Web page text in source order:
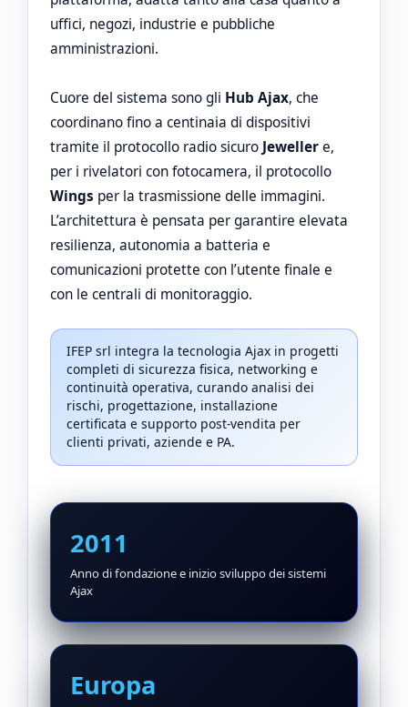
uffici, negozi, industrie e pubbliche
amministrazioni.
Cuore del sistema sono gli Hub Ajax, che
coordinano fino a centinaia di dispositivi
tramite il protocollo radio sicuro Jewellere,
per i rivelatori con fotocamera, il protocollo
Wings per la trasmissione delle immagini.
L’architettura è pensata per garantire elevata
resilienza, autonomia a batteria e
comunicazioni protette con l’utente finale e
con le centrali di monitoraggio.
IFEP srl integra la tecnologia Ajax in progetti
completi di sicurezza fisica, networking e
continuità operativa, curando analisi dei
rischi, progettazione, installazione
certificata e supporto post-vendita per
clienti privati, aziende e PA.
2011
Anno di fondazione e inizio sviluppo dei sistemi
Ajax
Europa